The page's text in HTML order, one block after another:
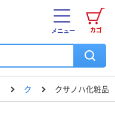
カゴ
メニュー
ク クサノハ化粧品